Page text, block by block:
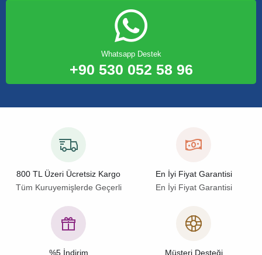
Whatsapp Destek
+90 530 052 58 96
800 TL Üzeri Ücretsiz Kargo
Tüm Kuruyemişlerde Geçerli
En İyi Fiyat Garantisi
En İyi Fiyat Garantisi
%5 İndirim
Müşteri Desteği